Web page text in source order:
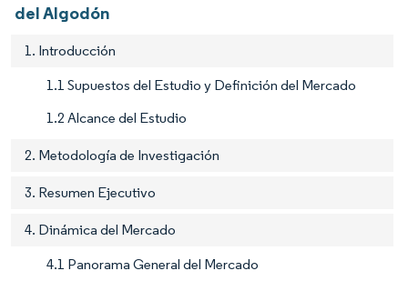
del Algodón
1. Introducción
1.1 Supuestos del Estudio y Definición del Mercado
1.2 Alcance del Estudio
2. Metodología de Investigación
3. Resumen Ejecutivo
4. Dinámica del Mercado
4.1 Panorama General del Mercado